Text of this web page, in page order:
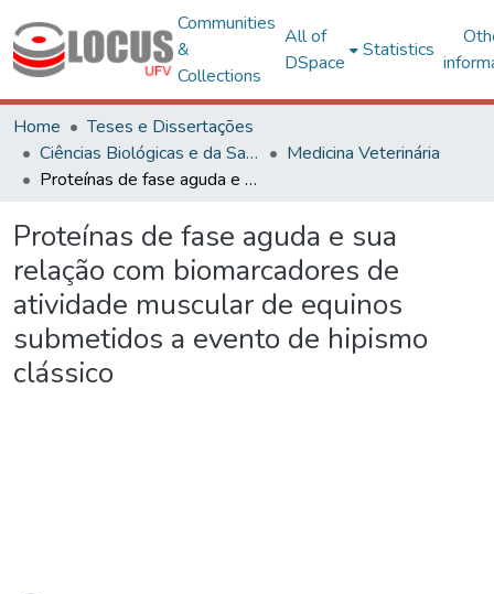
Communities
&
Collections
All of
DSpace
Statistics
Home
Teses e Dissertações
Ciências Biológicas e da Saúde
Medicina Veterinária
Proteínas de fase aguda e sua relação com biomarcadores de atividade muscular de equinos submetidos a evento de hipismo clássico
Proteínas de fase aguda e sua
relação com biomarcadores de
atividade muscular de equinos
submetidos a evento de hipismo
clássico